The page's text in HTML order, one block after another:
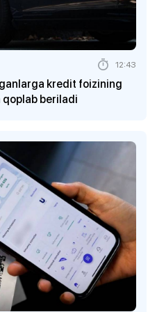
kredit foizining
beriladi
12:43